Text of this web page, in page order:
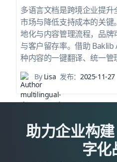
多语言文档是跨境企业提
市场与降低支持成本的关
地化与内容管理流程，品
与客户留存率。借助
种内容的一键翻译、统一管
ByLisa 发布： 2025-11-27
助力企业构
字化